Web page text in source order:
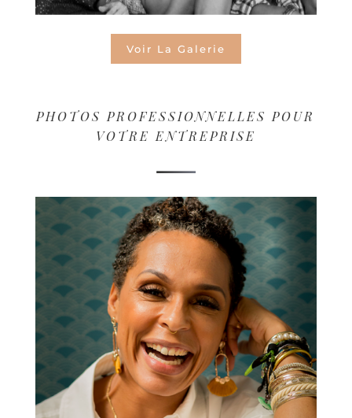
Voir La Galerie
PHOTOS PROFESSIONNELLES POUR
VOTRE ENTREPRISE